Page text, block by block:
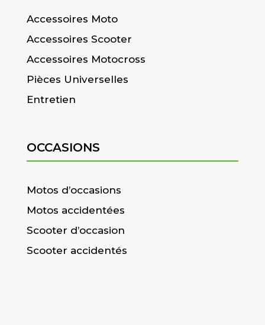
Accessoires Moto
Accessoires Scooter
Accessoires Motocross
Pièces Universelles
Entretien
OCCASIONS
Motos d’occasions
Motos accidentées
Scooter d’occasion
Scooter accidentés